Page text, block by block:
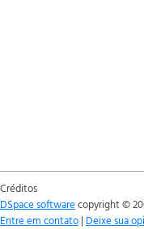
Créditos
DSpace softwarecopyright ©
Entre em contato | Deixe sua